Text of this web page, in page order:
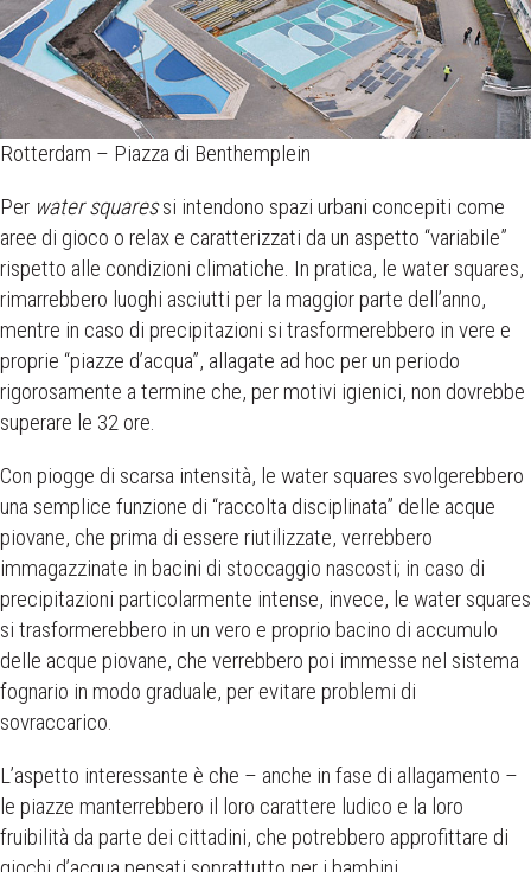
Rotterdam – Piazza di Benthemplein
Per water squaressi intendono spazi urbani concepiti come
aree di gioco o relax e caratterizzati da un aspetto “variabile”
rispetto alle condizioni climatiche. In pratica, le water squares,
rimarrebbero luoghi asciutti per la maggior parte dell’anno,
mentre in caso di precipitazioni si trasformerebbero in vere e
proprie “piazze d’acqua”, allagate ad hoc per un periodo
rigorosamente a termine che, per motivi igienici, non dovrebbe
superare le 32 ore.
Con piogge di scarsa intensità, le water squares svolgerebbero
una semplice funzione di “raccolta disciplinata” delle acque
piovane, che prima di essere riutilizzate, verrebbero
immagazzinate in bacini di stoccaggio nascosti; in caso di
precipitazioni particolarmente intense, invece, le water squares
si trasformerebbero in un vero e proprio bacino di accumulo
delle acque piovane, che verrebbero poi immesse nel sistema
fognario in modo graduale, per evitare problemi di
sovraccarico.
L’aspetto interessante è che – anche in fase di allagamento –
le piazze manterrebbero il loro carattere ludico e la loro
fruibilità da parte dei cittadini, che potrebbero approfittare di